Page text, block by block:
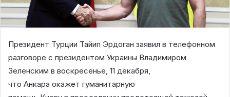
Президент Турции Тайип Эрдоган заявил в телефонном
разговоре с президентом Украины Владимиром
Зеленским в воскресенье, 11 декабря,
что Анкара окажет гуманитарную